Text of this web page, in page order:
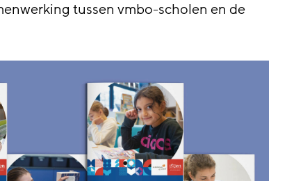
tussen vmbo-scholen en de